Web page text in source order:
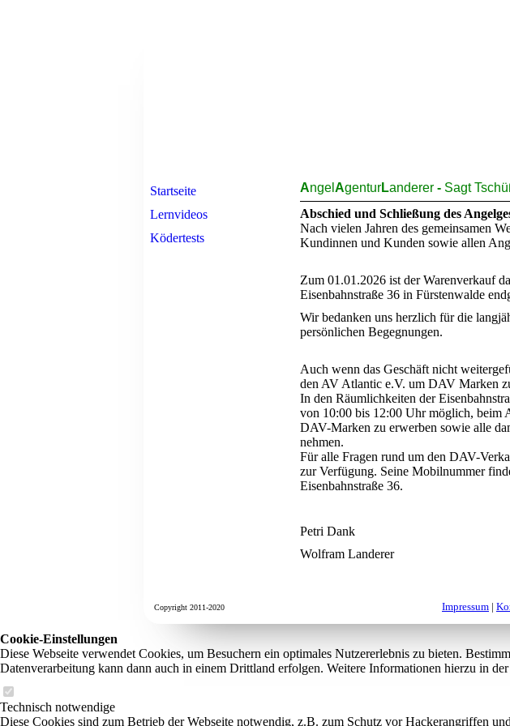
Startseite
Lernvideos
Ködertests
Angel AgenturLanderer - Sagt
Abschied und Schließung des
Nach vielen Jahren des gemeinsamen
Kundinnen und Kunden sowie allen
Zum 01.01.2026 ist der Warenverkauf
Eisenbahnstraße 36 in Fürstenwalde
Wir bedanken uns herzlich für die
persönlichen Begegnungen.
Auch wenn das Geschäft nicht
den AV Atlantic e.V. um DAV Marken
In den Räumlichkeiten der
von 10:00 bis 12:00 Uhr möglich, beim
DAV-Marken zu erwerben sowie alle
nehmen.
Für alle Fragen rund um den DAV-
zur Verfügung. Seine Mobilnummer
Eisenbahnstraße 36.
Petri Dank
Wolfram Landerer
Copyright 2011-2020 Impressum |
Cookie-Einstellungen
Diese Webseite verwendet Cookies, um Besuchern ein optimales Nutzererlebnis zu bieten.
Datenverarbeitung kann dann auch in einem Drittland erfolgen. Weitere Informationen hierzu in
Technisch notwendige
Diese Cookies sind zum Betrieb der Webseite notwendig, z.B. zum Schutz vor Hackerangriffen